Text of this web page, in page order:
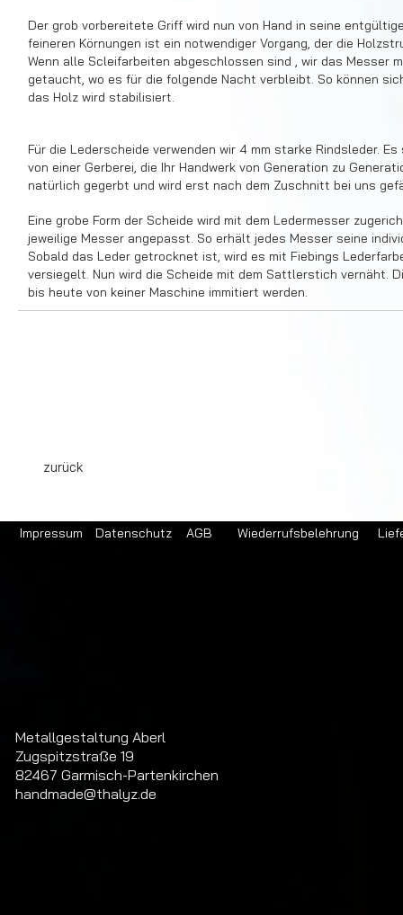
Der grob vorbereitete Griff wird nun von Hand in seine
feineren Körnungen ist ein notwendiger Vorgang, der die
Wenn alle Scleifarbeiten abgeschlossen sind , wir das Messer
getaucht, wo es für die folgende Nacht verbleibt. So können
das Holz wird stabilisiert.
Für die Lederscheide verwenden wir 4 mm starke Rindsleder.
von einer Gerberei, die Ihr Handwerk von Generation zu
natürlich gegerbt und wird erst nach dem Zuschnitt bei uns
Eine grobe Form der Scheide wird mit dem Ledermesser
jeweilige Messer angepasst. So erhält jedes Messer seine
Sobald das Leder getrocknet ist, wird es mit Fiebings
versiegelt. Nun wird die Scheide mit dem Sattlerstich vernäht.
bis heute von keiner Maschine immitiert werden.
zurück
Impressum Datenschutz AGB Wiederrufsbelehrung
Metallgestaltung Aberl
Zugspitzstraße 19
82467 Garmisch-Partenkirchen
handmade@thalyz.de